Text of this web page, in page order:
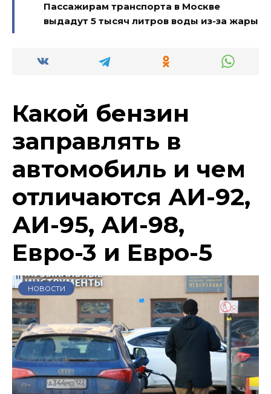
Пассажирам транспорта в Москве
выдадут 5 тысяч литров воды из-за жары
Какой бензин
заправлять в
автомобиль и чем
отличаются АИ-92,
АИ-95, АИ-98,
Евро-3 и Евро-5
НОВОСТИ